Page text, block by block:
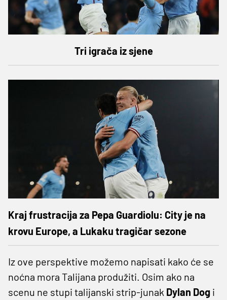
Tri igrača iz sjene
Kraj frustracija za Pepa Guardiolu: City je na
krovu Europe, a Lukaku tragičar sezone
Iz ove perspektive možemo napisati kako će se
noćna mora Talijana produžiti. Osim ako na
scenu ne stupi talijanski strip-junak Dylan Dog i